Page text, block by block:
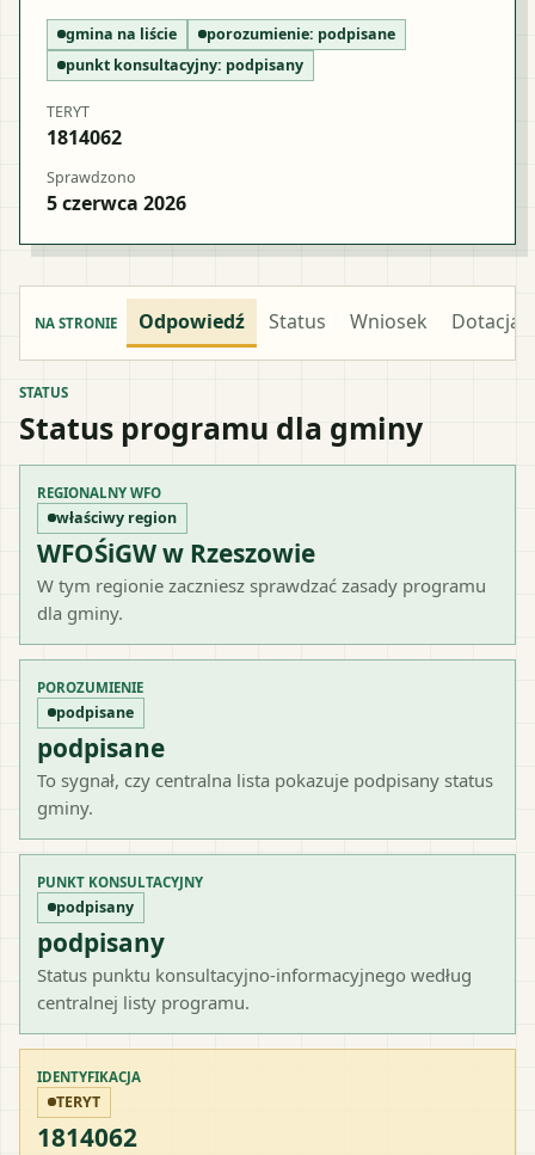
gmina na liście porozumienie: podpisane
punkt konsultacyjny: podpisany
TERYT
1814062
Sprawdzono
5 czerwca 2026
NA STRONIE Odpowiedź Status Wniosek Dotacja
STATUS
Status programu dla gminy
REGIONALNY WFO
właściwy region
WFOŚiGW w Rzeszowie
W tym regionie zaczniesz sprawdzać zasady programu
dla gminy.
POROZUMIENIE
podpisane
podpisane
To sygnał, czy centralna lista pokazuje podpisany status
gminy.
PUNKT KONSULTACYJNY
podpisany
podpisany
Status punktu konsultacyjno-informacyjnego według
centralnej listy programu.
IDENTYFIKACJA
TERYT
1814062